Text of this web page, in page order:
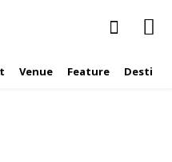
Venue Feature